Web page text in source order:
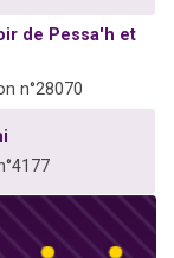
de Pessa'h et
n°28070